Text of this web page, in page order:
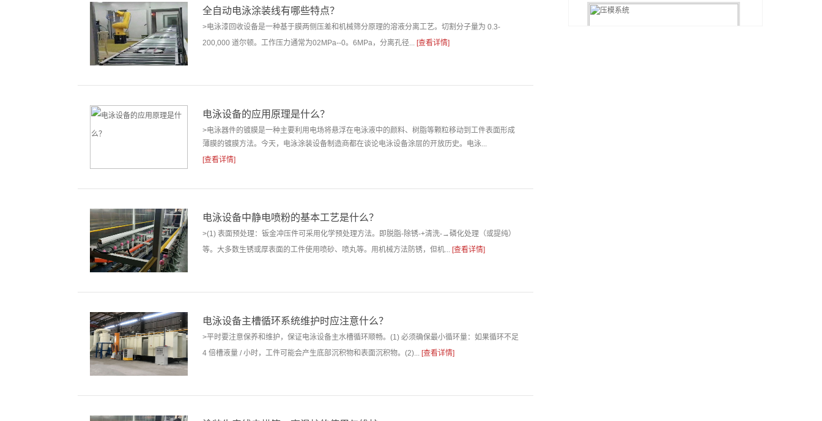
全自动电泳涂装线有哪些特点？
>电泳漆回收设备是一种基于膜两侧压差和机械筛分原理的溶液分离工艺。切割分子量为 0.3-
200,000 道尔顿。工作压力通常为02MPa--0。6MPa，分离孔径... [查看详情]
电泳设备的应用原理是什么？
>电泳器件的镀膜是一种主要利用电场将悬浮在电泳液中的颜料、树脂等颗粒移动到工件表面形成
薄膜的镀膜方法。今天，电泳涂装设备制造商都在谈论电泳设备涂层的开放历史。电泳...
[查看详情]
电泳设备中静电喷粉的基本工艺是什么？
>(1) 表面预处理：钣金冲压件可采用化学预处理方法。即脱脂-除锈-+清洗-→磷化处理（或提纯）
等。大多数生锈或厚表面的工件使用喷砂、喷丸等。用机械方法防锈，但机... [查看详情]
电泳设备主槽循环系统维护时应注意什么？
>平时要注意保养和维护，保证电泳设备主水槽循环顺畅。(1) 必须确保最小循环量：如果循环不足
4 倍槽液量 / 小时，工件可能会产生底部沉积物和表面沉积物。(2)... [查看详情]